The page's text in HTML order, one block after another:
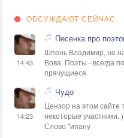
ОБСУЖДАЮТ СЕЙЧАС
14:43
Песенка про
Шпень Владимир, не
Вова. Поэты - всегда
прячущиеся
14:23
Чудо
Цензор на этом сайте
некоторые
Слово "ипану